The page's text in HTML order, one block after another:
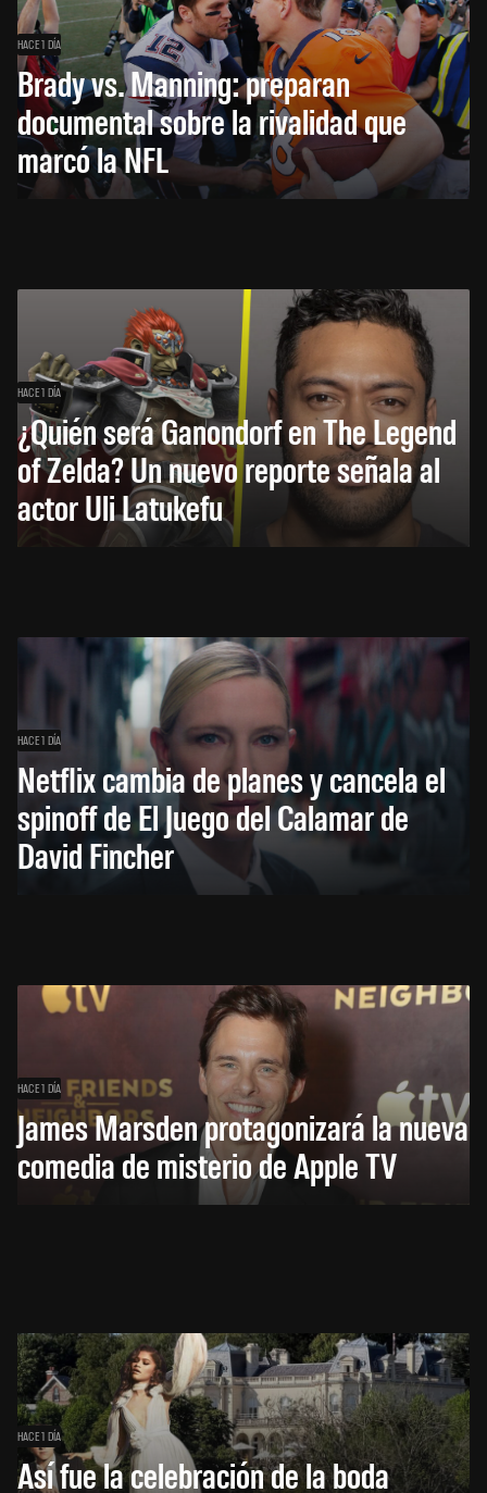
HACE 1 DÍA
Brady vs. Manning: preparan
documental sobre la rivalidad que
marcó la NFL
HACE 1 DÍA
¿Quién será Ganondorf en The Legend
of Zelda? Un nuevo reporte señala al
actor Uli Latukefu
HACE 1 DÍA
Netflix cambia de planes y cancela el
spinoff de El Juego del Calamar de
David Fincher
HACE 1 DÍA
James Marsden protagonizará la nueva
comedia de misterio de Apple TV
HACE 1 DÍA
Así fue la celebración de la boda